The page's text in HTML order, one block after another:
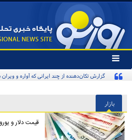
تغییر
وضعیت
منوی
ها
گزارش تکان‌دهنده از چند ایرانی که آواره و ویران
بازار
قیمت دلار و یورو امروز